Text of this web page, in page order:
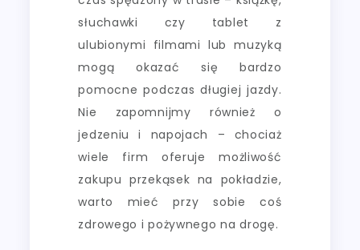
słuchawki czy tablet z
ulubionymi filmami lub muzyką
mogą okazać się bardzo
pomocne podczas długiej jazdy.
Nie zapomnijmy również o
jedzeniu i napojach – chociaż
wiele firm oferuje możliwość
zakupu przekąsek na pokładzie,
warto mieć przy sobie coś
zdrowego i pożywnego na drogę.